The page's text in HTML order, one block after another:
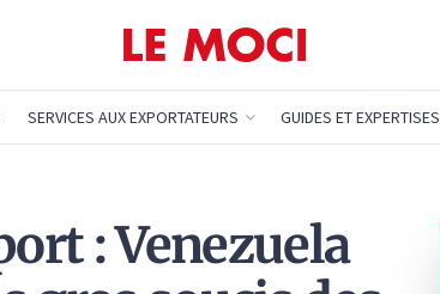
SERVICES AUX EXPORTATEURS GUIDES ET EXPERTISES
: Venezuela